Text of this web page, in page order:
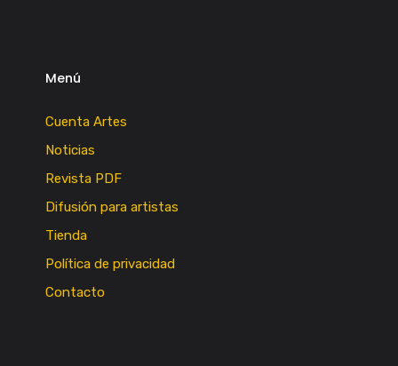
Menú
Cuenta Artes
Noticias
Revista PDF
Difusión para artistas
Tienda
Política de privacidad
Contacto